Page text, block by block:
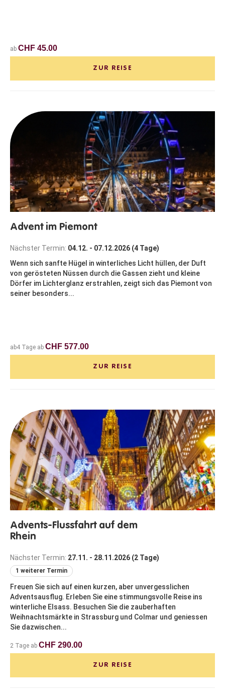
ab CHF 45.00
ZUR REISE
Advent im Piemont
Nächster Termin: 04.12. - 07.12.2026 (4 Tage)
Wenn sich sanfte Hügel in winterliches Licht hüllen, der Duft
von gerösteten Nüssen durch die Gassen zieht und kleine
Dörfer im Lichterglanz erstrahlen, zeigt sich das Piemont von
seiner besonders...
ab4 Tage ab CHF 577.00
ZUR REISE
Advents-Flussfahrt auf dem
Rhein
Nächster Termin: 27.11. - 28.11.2026 (2 Tage)
1 weiterer Termin
Freuen Sie sich auf einen kurzen, aber unvergesslichen
Adventsausflug. Erleben Sie eine stimmungsvolle Reise ins
winterliche Elsass. Besuchen Sie die zauberhaften
Weihnachtsmärkte in Strassburg und Colmar und geniessen
Sie dazwischen...
2 Tage ab CHF 290.00
ZUR REISE